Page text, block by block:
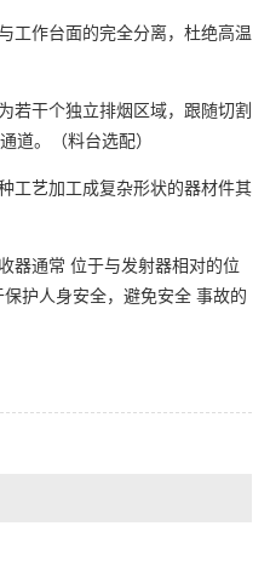
工作台面的完全分离，杜绝高温
若干个独立排烟区域，跟随切割
道。（料台选配）
工艺加工成复杂形状的器材件其
器通常 位于与发射器相对的位
护人身安全，避免安全 事故的